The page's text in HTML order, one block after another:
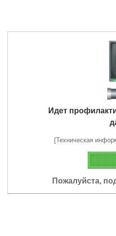
Идет
[Техническая
Пожалуйста,